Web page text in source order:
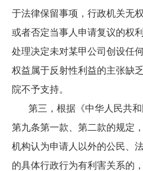
于法律保留事项，行政机关无
或者否定当事人申请复议的权
处理决定未对某甲公司创设任
权益属于反射性利益的主张缺
院不予支持。
第三，根据《中华人民共和
第九条第一款、第二款的规定
机构认为申请人以外的公民、
的具体行政行为有利害关系的